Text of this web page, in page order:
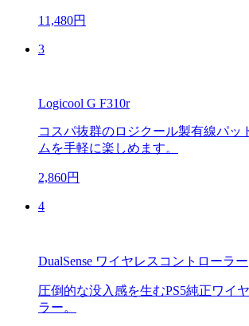
11,480円
3
Logicool G F310r
コスパ抜群のロジクール製有線パッ
ムを手軽に楽しめます。
2,860円
4
DualSense ワイヤレスコントローラー
圧倒的な没入感を生むPS5純正ワイ
ラー。